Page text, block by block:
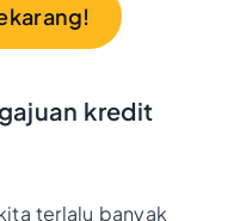
kredit
terlalu banyak